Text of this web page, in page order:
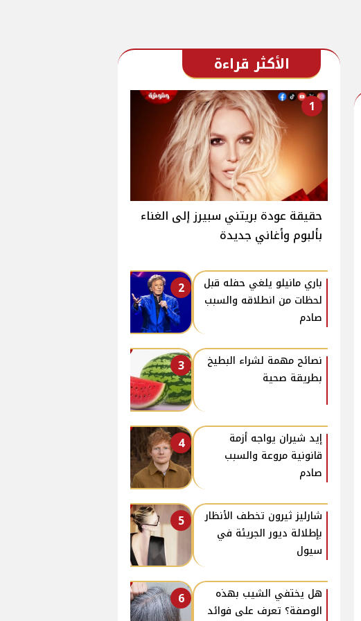
الأكثر قراءة
1
حقيقة عودة بريتني سبيرز إلى الغناء
بألبوم وأغاني جديدة
2
باري مانيلو يلغي حفله قبل
لحظات من انطلاقه والسبب
صادم
3
نصائح مهمة لشراء البطيخ
بطريقة صحية
4
إيد شيران يواجه أزمة
قانونية مروعة والسبب
صادم
5
شارليز ثيرون تخطف الأنظار
بإطلالة ديور الجريئة في
سيول
6
هل يختفي الشيب بهذه
الوصفة؟ تعرف على فوائد